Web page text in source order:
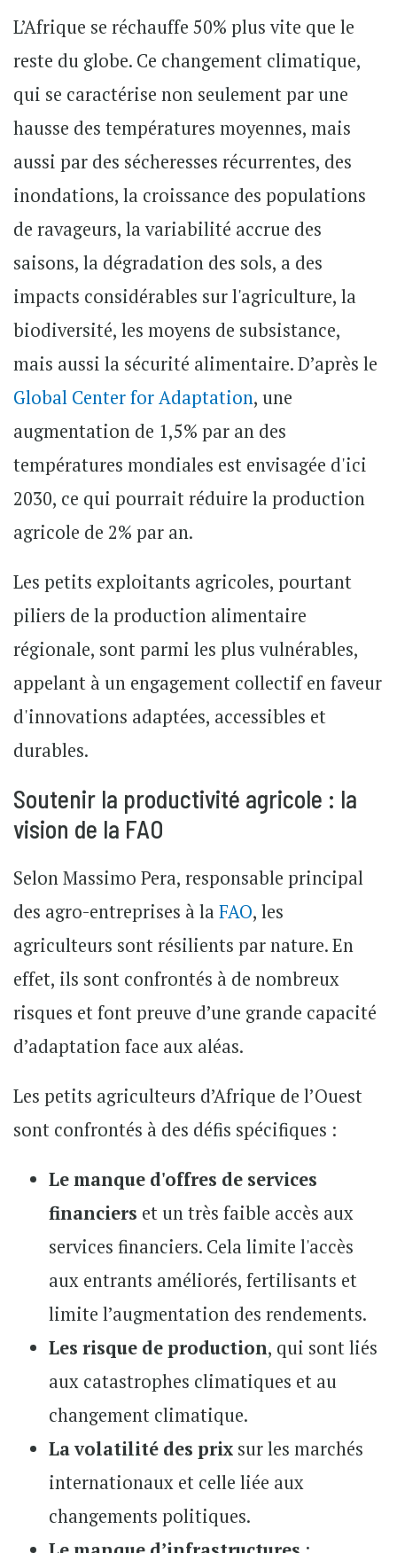
L’Afrique se réchauffe 50% plus vite que le
reste du globe. Ce changement climatique,
qui se caractérise non seulement par une
hausse des températures moyennes, mais
aussi par des sécheresses récurrentes, des
inondations, la croissance des populations
de ravageurs, la variabilité accrue des
saisons, la dégradation des sols, a des
impacts considérables sur l'agriculture, la
biodiversité, les moyens de subsistance,
mais aussi la sécurité alimentaire. D’après le
Global Center for Adaptation, une
augmentation de 1,5% par an des
températures mondiales est envisagée d'ici
2030, ce qui pourrait réduire la production
agricole de 2% par an.
Les petits exploitants agricoles, pourtant
piliers de la production alimentaire
régionale, sont parmi les plus vulnérables,
appelant à un engagement collectif en faveur
d'innovations adaptées, accessibles et
durables.
Soutenir la productivité agricole : la
vision de la FAO
Selon Massimo Pera, responsable principal
des agro-entreprises à laFAO, les
agriculteurs sont résilients par nature. En
effet, ils sont confrontés à de nombreux
risques et font preuve d’une grande capacité
d’adaptation face aux aléas.
Les petits agriculteurs d’Afrique de l’Ouest
sont confrontés à des défis spécifiques :
Le manque d'offres de services
financiers et un très faible accès aux
services financiers. Cela limite l'accès
aux entrants améliorés, fertilisants et
limite l’augmentation des rendements.
Les risque de production, qui sont liés
aux catastrophes climatiques et au
changement climatique.
La volatilité des prix sur les marchés
internationaux et celle liée aux
changements politiques.